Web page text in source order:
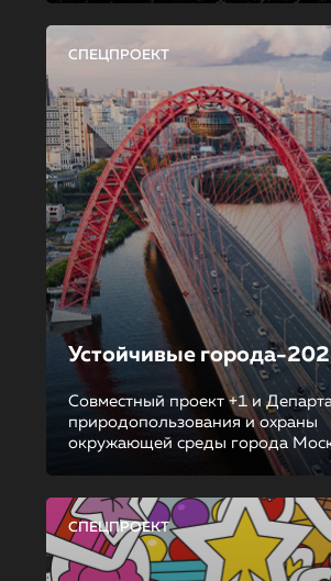
СПЕЦПРОЕКТ
Устойчивые города-
Совместный проект +1 и
природопользования и охраны
окружающей среды города
СПЕЦПРОЕКТ